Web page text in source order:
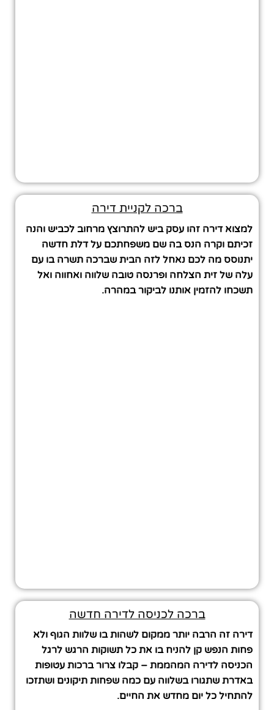
ברכה לקניית דירה
למצוא דירה זהו עסק ביש להתרוצץ מרחוב לכביש והנה
זכיתם וקרה הנס בה שם משפחתכם על דלת חדשה
יתנוסס מה לכם נאחל לזה הבית שברכה תשרה בו עם
עלה של זית הצלחה ופרנסה טובה שלווה ואחווה ואל
תשכחו להזמין אותנו לביקור במהרה.
ברכה לכניסה לדירה חדשה
דירה זה הרבה יותר ממקום לשהות בו שלוות הגוף ולא
פחות הנפש קן להניח בו את כל תשוקות הרגש לרגל
הכניסה לדירה המהממת – קבלו צרור ברכות עטופות
באדרת שתגורו בשלווה עם כמה שפחות תיקונים ושתזכו
להתחיל כל יום מחדש את החיים.